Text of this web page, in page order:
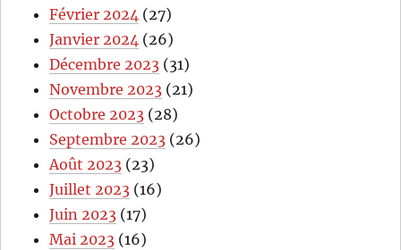
Février 2024 (27)
Janvier 2024 (26)
Décembre 2023 (31)
Novembre 2023 (21)
Octobre 2023 (28)
Septembre 2023 (26)
Août 2023 (23)
Juillet 2023 (16)
Juin 2023 (17)
Mai 2023 (16)